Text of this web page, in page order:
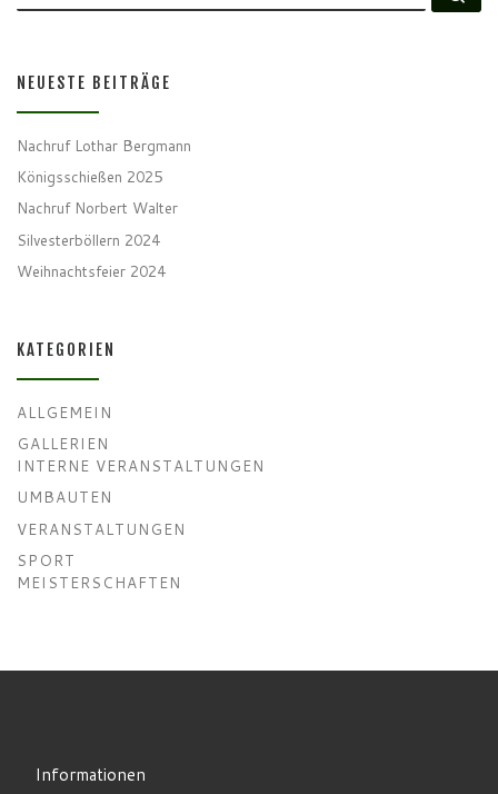
NEUESTE BEITRÄGE
Nachruf Lothar Bergmann
Königsschießen 2025
Nachruf Norbert Walter
Silvesterböllern 2024
Weihnachtsfeier 2024
KATEGORIEN
ALLGEMEIN
GALLERIEN
INTERNE VERANSTALTUNGEN
UMBAUTEN
VERANSTALTUNGEN
SPORT
MEISTERSCHAFTEN
Informationen